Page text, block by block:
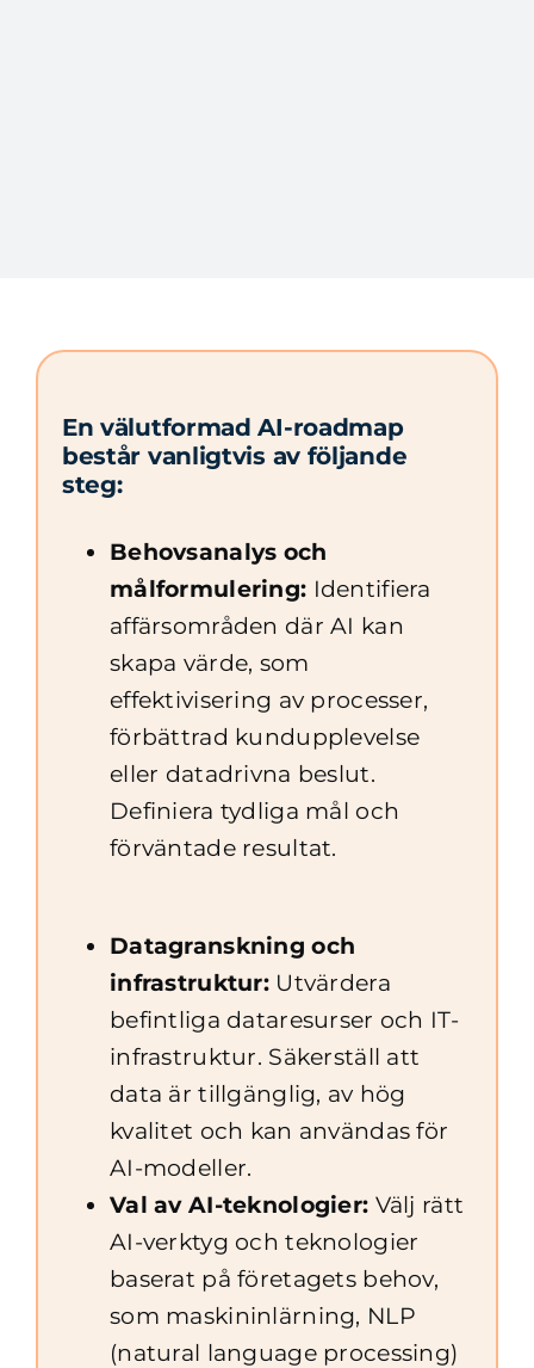
En välutformad AI-roadmap
består vanligtvis av följande
steg:
Behovsanalys och
målformulering: Identifiera
affärsområden där AI kan
skapa värde, som
effektivisering av processer,
förbättrad kundupplevelse
eller datadrivna beslut.
Definiera tydliga mål och
förväntade resultat.
Datagranskning och
infrastruktur: Utvärdera
befintliga dataresurser och IT-
infrastruktur. Säkerställ att
data är tillgänglig, av hög
kvalitet och kan användas för
AI-modeller.
Val av AI-teknologier: Välj rätt
AI-verktyg och teknologier
baserat på företagets behov,
som maskininlärning, NLP
(natural language processing)